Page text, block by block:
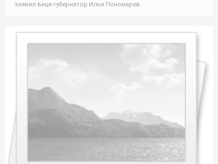
заявил вице-губернатор Илья Пономарев.